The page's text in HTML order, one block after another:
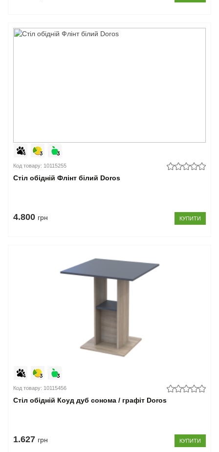
Код товару: 10115255
Стіл обідній Флінт білий Doros
4.800 грн КУПИТИ
Код товару: 10115456
Стіл обідній Коуд дуб сонома / графіт Doros
1.627 грн КУПИТИ